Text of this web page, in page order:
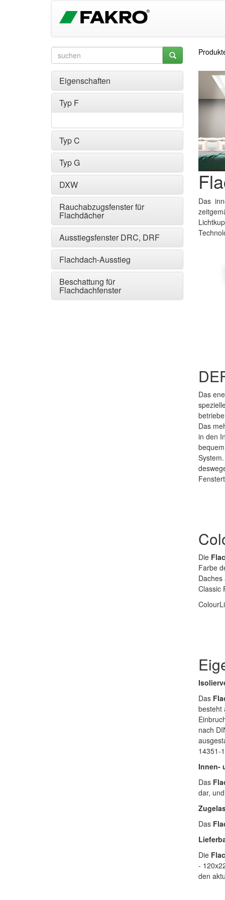
Eigenschaften
Typ F
Typ C
Typ G
DXW
Rauchabzugsfenster für
Flachdächer
Ausstiegsfenster DRC, DRF
Flachdach-Ausstieg
Beschattung für
Flachdachfenster
Das
Das
Das
in den
Die
Farbe
Classic
Das
besteht
nach
14351-
Innen-
Das
dar,
Das
Die
-
den